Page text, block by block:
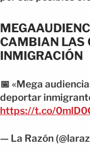
CAMBIAN LAS
INMIGRACIÓN
📅 «Mega
deportar
https://t.co/
— La Razón